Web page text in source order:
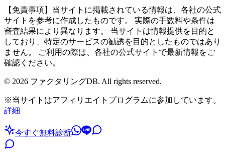
【免責事項】当サイトに掲載されている情報は、各社の公式
サイトを参考に作成したものです。 実際の手数料や条件は
審査結果により異なります。 当サイトは情報提供を目的と
しており、特定のサービスの勧誘を目的としたものではあり
ません。 ご利用の際は、各社の公式サイトで最新情報をご
確認ください。
© 2026 ファクタリングDB. All rights reserved.
※当サイトはアフィリエイトプログラムに参加しています。
詳細
今すぐ無料診断